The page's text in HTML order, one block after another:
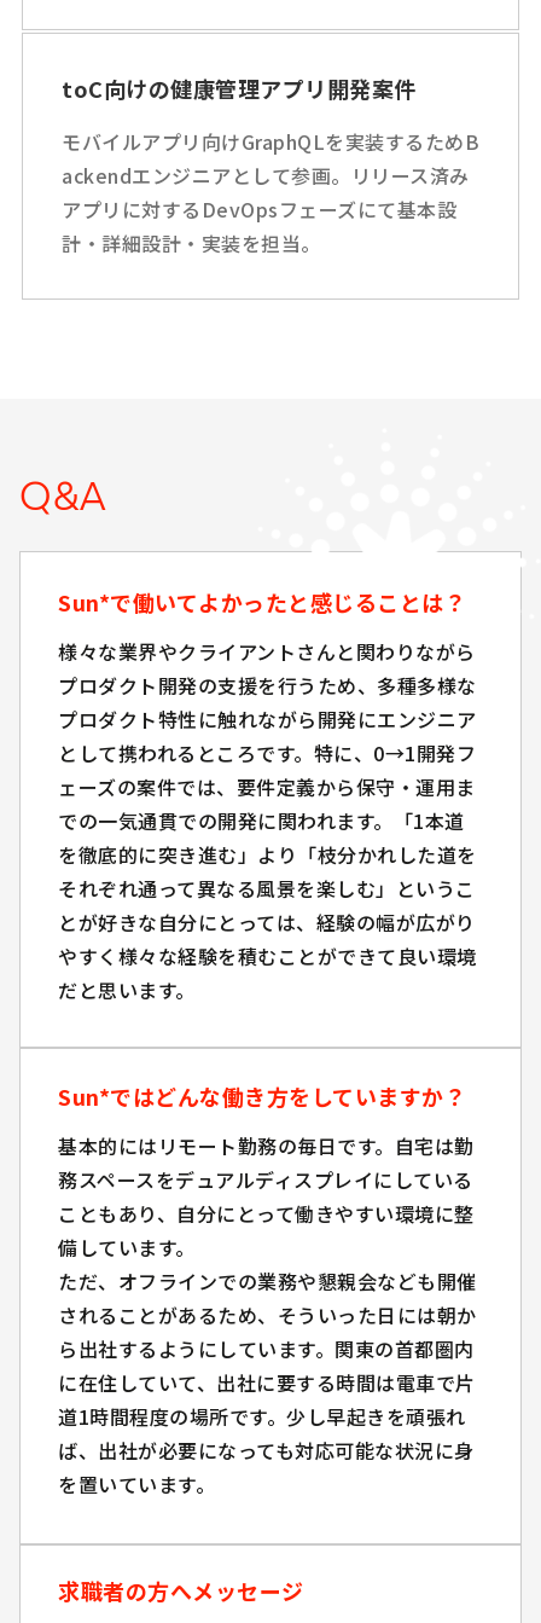
toC向けの健康管理アプリ開発案件
モバイルアプリ向けGraphQLを実装するためB
ackendエンジニアとして参画。リリース済み
アプリに対するDevOpsフェーズにて基本設
計・詳細設計・実装を担当。
Q&A
Sun*で働いてよかったと感じることは？
様々な業界やクライアントさんと関わりながら
プロダクト開発の支援を行うため、多種多様な
プロダクト特性に触れながら開発にエンジニア
として携われるところです。特に、0→1開発フ
ェーズの案件では、要件定義から保守・運用ま
での一気通貫での開発に関われます。「1本道
を徹底的に突き進む」より「枝分かれした道を
それぞれ通って異なる風景を楽しむ」というこ
とが好きな自分にとっては、経験の幅が広がり
やすく様々な経験を積むことができて良い環境
だと思います。
Sun*ではどんな働き方をしていますか？
基本的にはリモート勤務の毎日です。自宅は勤
務スペースをデュアルディスプレイにしている
こともあり、自分にとって働きやすい環境に整
備しています。
ただ、オフラインでの業務や懇親会なども開催
されることがあるため、そういった日には朝か
ら出社するようにしています。関東の首都圏内
に在住していて、出社に要する時間は電車で片
道1時間程度の場所です。少し早起きを頑張れ
ば、出社が必要になっても対応可能な状況に身
を置いています。
求職者の方へメッセージ
Q&A
Sun*で働いてよかったと感じることは？
様々な業界やクライアントさんと関わりながら
プロダクト開発の支援を行うため、多種多様な
プロダクト特性に触れながら開発にエンジニア
として携われるところです。特に、0→1開発フ
ェーズの案件では、要件定義から保守・運用ま
での一気通貫での開発に関われます。「1本道
を徹底的に突き進む」より「枝分かれした道を
それぞれ通って異なる風景を楽しむ」というこ
とが好きな自分にとっては、経験の幅が広がり
やすく様々な経験を積むことができて良い環境
だと思います。
Sun*ではどんな働き方をしていますか？
基本的にはリモート勤務の毎日です。自宅は勤
務スペースをデュアルディスプレイにしている
こともあり、自分にとって働きやすい環境に整
備しています。
ただ、オフラインでの業務や懇親会なども開催
されることがあるため、そういった日には朝か
ら出社するようにしています。関東の首都圏内
に在住していて、出社に要する時間は電車で片
道1時間程度の場所です。少し早起きを頑張れ
ば、出社が必要になっても対応可能な状況に身
を置いています。
求職者の方へメッセージ